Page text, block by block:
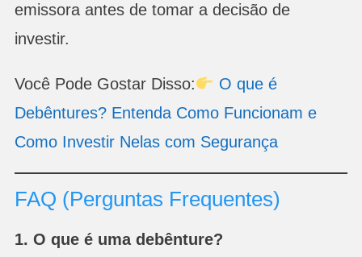
emissora antes de tomar a decisão de
investir.
Você Pode Gostar Disso:
O que é
Debêntures? Entenda Como Funcionam e
Como Investir Nelas com Segurança
FAQ (Perguntas Frequentes)
1. O que é uma debênture?